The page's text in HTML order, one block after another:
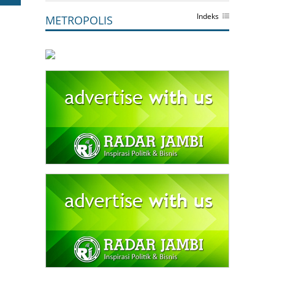
METROPOLIS Indeks